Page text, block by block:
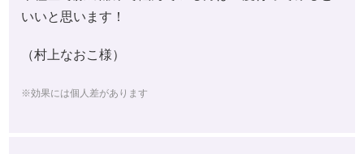
いいと思います！
（村上なおこ様）
※効果には個人差があります